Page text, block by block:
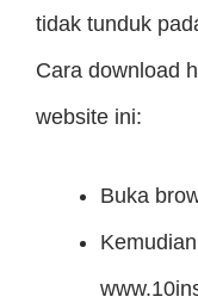
tidak tunduk
Cara download
website ini:
Buka